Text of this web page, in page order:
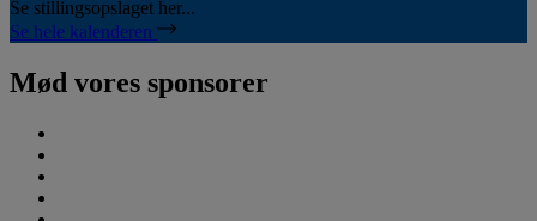
Se stillingsopslaget her...
Se hele kalenderen
Mød vores sponsorer